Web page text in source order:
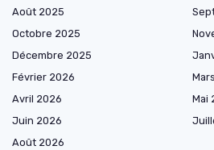
Août 2025
Octobre 2025
Décembre 2025
Février 2026
Avril 2026
Mai
Juin 2026
Août 2026